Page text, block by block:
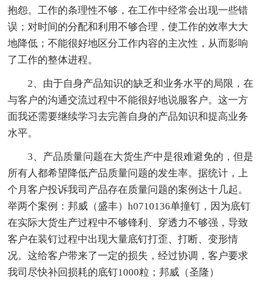
抱怨。工作的条理性不够，在工作中经常会出现一些错
误；对时间的分配和利用不够合理，使工作的效率大大
地降低；不能很好地区分工作内容的主次性，从而影响
了工作的整体进程。
2、由于自身产品知识的缺乏和业务水平的局限，在
与客户的沟通交流过程中不能很好地说服客户。这一方
面我还需要继续学习去完善自身的产品知识和提高业务
水平。
3、产品质量问题在大货生产中是很难避免的，但是
所有人都希望降低产品质量问题的发生率。据统计，上
个月客户投诉我司产品存在质量问题的案例达十几起。
举两个案例：邦威（盛丰）h0710136单撞钉，因为底钉
在实际大货生产过程中不够锋利、穿透力不够强，导致
客户在装钉过程中出现大量底钉打歪、打断、变形情
况。这给客户带来了一定的损失，经过协调，客户要求
我司尽快补回损耗的底钉1000粒；邦威（圣隆）